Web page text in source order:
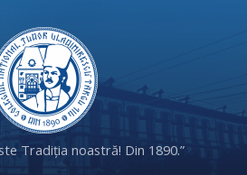
Tradiția noastră! Din 1890.”